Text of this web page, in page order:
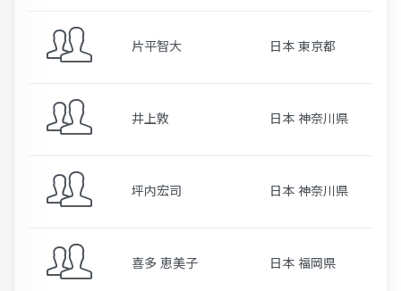
片平智大 日本 東京都
井上敦 日本 神奈川県
坪内宏司 日本 神奈川県
喜多 恵美子 日本 福岡県